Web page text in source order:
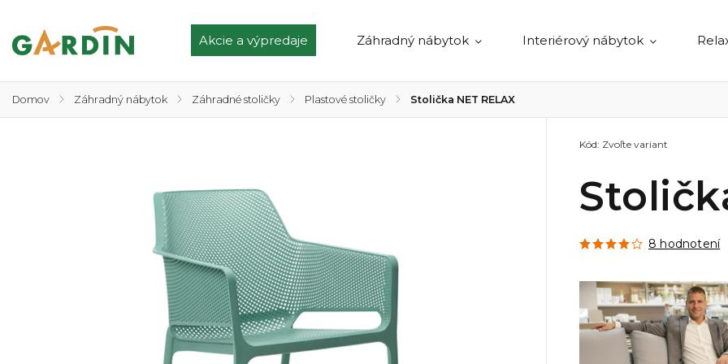
Akcie a výpredaje Záhradný nábytok Interiérový nábytok
Domov / Záhradný nábytok / Záhradné stoličky / Plastové stoličky / Stolička NET RELAX
Kód: Zvoľte variant
8 hodnotení